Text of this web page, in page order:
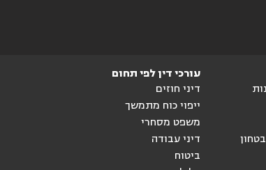
עורכי דין לפי תחום
דיני חוזים
ייפוי כוח מתמשך
משפט מסחרי
דיני עבודה
ביטוח